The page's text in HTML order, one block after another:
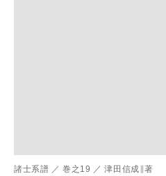
諸士系譜 ／ 巻之19 ／ 津田信成∥著